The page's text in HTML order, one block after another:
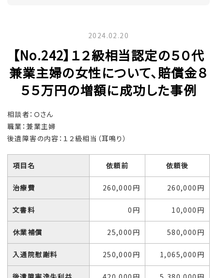
2024.02.20
【No.242】１２級相当認定の５０代
兼業主婦の女性について、賠償金８
５５万円の増額に成功した事例
相談者：Ｏさん
職業：兼業主婦
後遺障害の内容：１２級相当（耳鳴り）
項目名 依頼前 依頼後
治療費 260,000円 260,000円
文書料 0円 10,000円
休業補償 25,000円 580,000円
入通院慰謝料 250,000円 1,065,000円